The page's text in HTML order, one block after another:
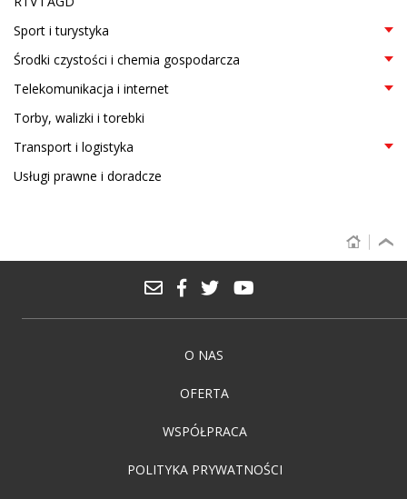
Sport i turystyka
Środki czystości i chemia gospodarcza
Telekomunikacja i internet
Torby, walizki i torebki
Transport i logistyka
Usługi prawne i doradcze
O NAS
OFERTA
WSPÓŁPRACA
POLITYKA PRYWATNOŚCI